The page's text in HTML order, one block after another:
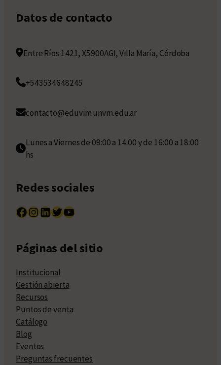
Datos de contacto
Entre Ríos 1421, X5900AGI, Villa María, Córdoba
+543534648245
contacto@eduvim.unvm.edu.ar
Lunes a Viernes de 09:00 a 14:00 y de 16:00 a 18:00
hs
Redes sociales
Facebook InstagramLinkedIn Twitter YouTube
Páginas del sitio
Institucional
Gestión abierta
Recursos
Puntos de venta
Catálogo
Blog
Eventos
Preguntas frecuentes